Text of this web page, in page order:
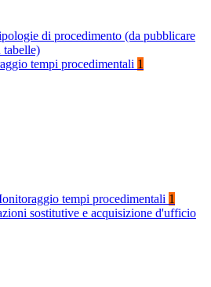
di procedimento (da pubblicare
tabelle)
tempi procedimentali 1
tempi procedimentali 1
sostitutive e acquisizione d'ufficio